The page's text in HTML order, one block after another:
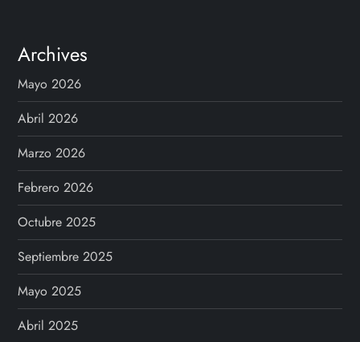
n
a
c
i
ó
n
d
e
Archives
Mayo 2026
Abril 2026
Marzo 2026
Febrero 2026
Octubre 2025
Septiembre 2025
Mayo 2025
Abril 2025